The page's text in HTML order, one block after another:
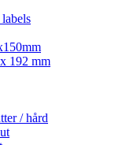
192 mm
/ hård